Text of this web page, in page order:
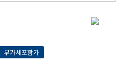
부가세포함가